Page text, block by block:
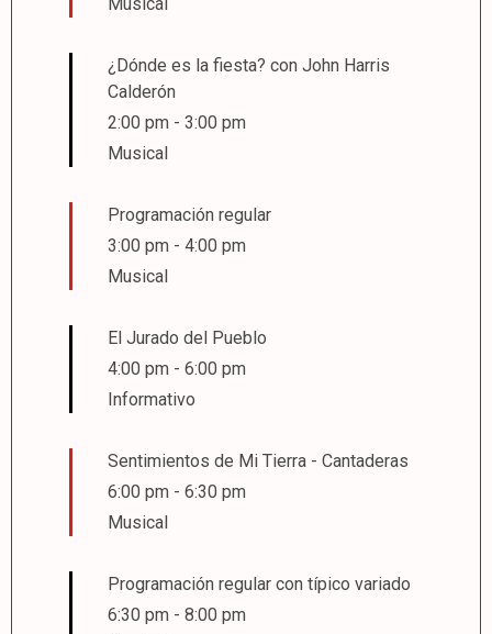
¿Dónde es la fiesta? con John Harris
Calderón
2:00 pm - 3:00 pm
Musical
Programación regular
3:00 pm - 4:00 pm
Musical
El Jurado del Pueblo
4:00 pm - 6:00 pm
Informativo
Sentimientos de Mi Tierra - Cantaderas
6:00 pm - 6:30 pm
Musical
Programación regular con típico variado
6:30 pm - 8:00 pm